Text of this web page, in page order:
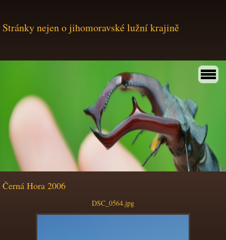
Stránky nejen o jihomoravské lužní krajině
Černá Hora 2006
DSC_0564.jpg